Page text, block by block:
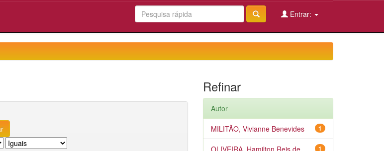
Entrar:
Refinar
Autor
1
MILITÃO, Vivianne Benevides
1
OLIVEIRA, Hamilton Reis de